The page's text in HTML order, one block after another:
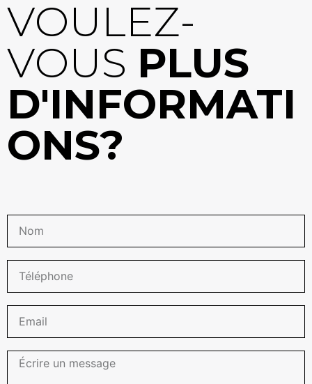
VOULEZ-
VOUS PLUS
D'INFORMATI
ONS?